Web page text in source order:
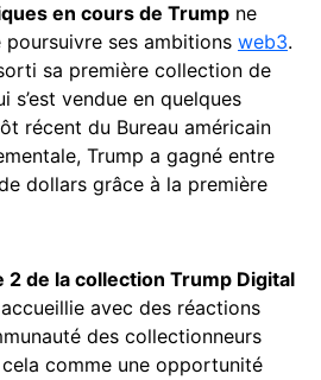
en cours de Trump ne
poursuivre ses ambitions web3.
sa première collection de
s’est vendue en quelques
récent du Bureau américain
Trump a gagné entre
dollars grâce à la première
2 de la collection Trump Digital
avec des réactions
des collectionneurs
comme une opportunité